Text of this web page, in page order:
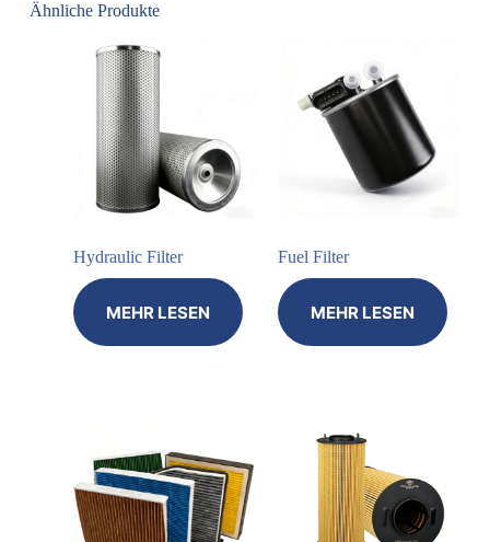
Ähnliche Produkte
Hydraulic Filter
MEHR LESEN
Fuel Filter
MEHR LESEN